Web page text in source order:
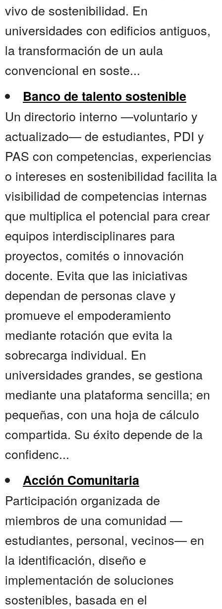
vivo de sostenibilidad. En
universidades con edificios antiguos,
la transformación de un aula
convencional en soste...
Banco de talento sostenible
Un directorio interno —voluntario y
actualizado— de estudiantes, PDI y
PAS con competencias, experiencias
o intereses en sostenibilidad facilita la
visibilidad de competencias internas
que multiplica el potencial para crear
equipos interdisciplinares para
proyectos, comités o innovación
docente. Evita que las iniciativas
dependan de personas clave y
promueve el empoderamiento
mediante rotación que evita la
sobrecarga individual. En
universidades grandes, se gestiona
mediante una plataforma sencilla; en
pequeñas, con una hoja de cálculo
compartida. Su éxito depende de la
confidenc...
Acción Comunitaria
Participación organizada de
miembros de una comunidad —
estudiantes, personal, vecinos— en
la identificación, diseño e
implementación de soluciones
sostenibles, basada en el